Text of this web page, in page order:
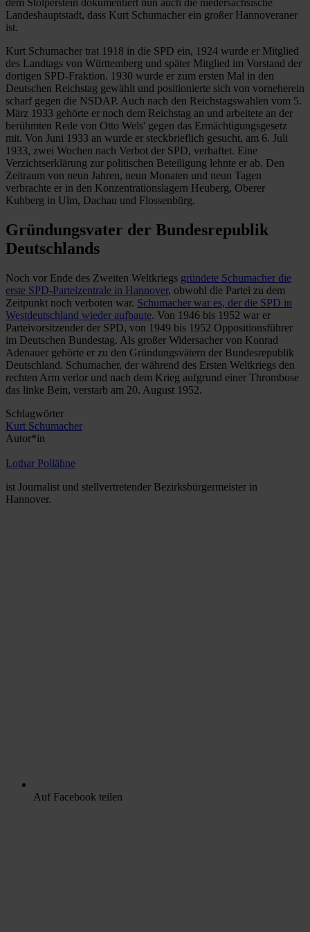
dem Stolperstein dokumentiert nun auch die niedersächsische
Landeshauptstadt, dass Kurt Schumacher ein großer Hannoveraner
ist.
Kurt Schumacher trat 1918 in die SPD ein, 1924 wurde er Mitglied
des Landtags von Württemberg und später Mitglied im Vorstand der
dortigen SPD-Fraktion. 1930 wurde er zum ersten Mal in den
Deutschen Reichstag gewählt und positionierte sich von vorneherein
scharf gegen die NSDAP. Auch nach den Reichstagswahlen vom 5.
März 1933 gehörte er noch dem Reichstag an und arbeitete an der
berühmten Rede von Otto Wels' gegen das Ermächtigungsgesetz
mit. Von Juni 1933 an wurde er steckbrieflich gesucht, am 6. Juli
1933, zwei Wochen nach Verbot der SPD, verhaftet. Eine
Verzichtserklärung zur politischen Beteiligung lehnte er ab. Den
Zeitraum von neun Jahren, neun Monaten und neun Tagen
verbrachte er in den Konzentrationslagern Heuberg, Oberer
Kuhberg in Ulm, Dachau und Flossenbürg.
Gründungsvater der Bundesrepublik
Deutschlands
Noch vor Ende des Zweiten Weltkriegs gründete Schumacher die
erste SPD-Parteizentrale in Hannover, obwohl die Partei zu dem
Zeitpunkt noch verboten war. Schumacher war es, der die SPD in
Westdeutschland wieder aufbaute. Von 1946 bis 1952 war er
Parteivorsitzender der SPD, von 1949 bis 1952 Oppositionsführer
im Deutschen Bundestag. Als großer Widersacher von Konrad
Adenauer gehörte er zu den Gründungsvätern der Bundesrepublik
Deutschland. Schumacher, der während des Ersten Weltkriegs den
rechten Arm verlor und nach dem Krieg aufgrund einer Thrombose
das linke Bein, verstarb am 20. August 1952.
Schlagwörter
Kurt Schumacher
Autor*in
Lothar Pollähne
ist Journalist und stellvertretender Bezirksbürgermeister in
Hannover.
Auf Facebook teilen